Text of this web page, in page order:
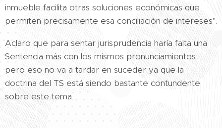
inmueble facilita otras soluciones económicas que
permiten precisamente esa conciliación de intereses".
Aclaro que para sentar jurisprudencia haría falta una
Sentencia más con los mismos pronunciamientos,
pero eso no va a tardar en suceder ya que la
doctrina del TS está siendo bastante contundente
sobre este tema.